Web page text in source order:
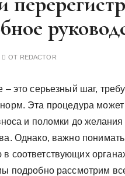
ОТ REDACTOR
– это серьезный шаг,
Эта процедура
и поломки до
Однако, важно
соответствующих
подробно рассмотрим